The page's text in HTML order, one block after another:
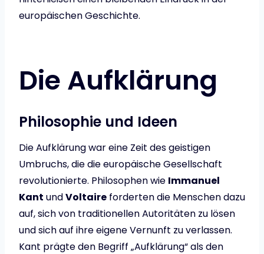
europäischen Geschichte.
Die Aufklärung
Philosophie und Ideen
Die Aufklärung war eine Zeit des geistigen
Umbruchs, die die europäische Gesellschaft
revolutionierte. Philosophen wie Immanuel
Kant undVoltaire forderten die Menschen dazu
auf, sich von traditionellen Autoritäten zu lösen
und sich auf ihre eigene Vernunft zu verlassen.
Kant prägte den Begriff „Aufklärung“ als den